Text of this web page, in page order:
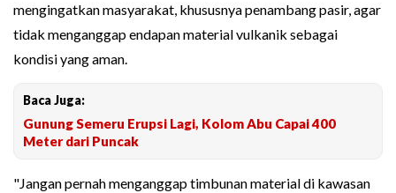
mengingatkan masyarakat, khususnya penambang pasir, agar
tidak menganggap endapan material vulkanik sebagai
kondisi yang aman.
Baca Juga:
Gunung Semeru Erupsi Lagi, Kolom Abu Capai 400
Meter dari Puncak
"Jangan pernah menganggap timbunan material di kawasan